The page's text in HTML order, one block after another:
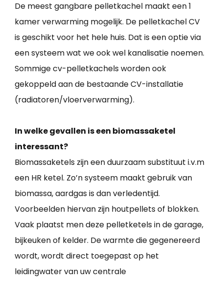
De meest gangbare pelletkachel maakt een 1
kamer verwarming mogelijk. De pelletkachel CV
is geschikt voor het hele huis. Dat is een optie via
een systeem wat we ook wel kanalisatie noemen.
Sommige cv-pelletkachels worden ook
gekoppeld aan de bestaande CV-installatie
(radiatoren/vloerverwarming).
In welke gevallen is een biomassaketel
interessant?
Biomassaketels zijn een duurzaam substituut i.v.m
een HR ketel. Zo’n systeem maakt gebruik van
biomassa, aardgas is dan verledentijd.
Voorbeelden hiervan zijn houtpellets of blokken.
Vaak plaatst men deze pelletketels in de garage,
bijkeuken of kelder. De warmte die gegenereerd
wordt, wordt direct toegepast op het
leidingwater van uw centrale